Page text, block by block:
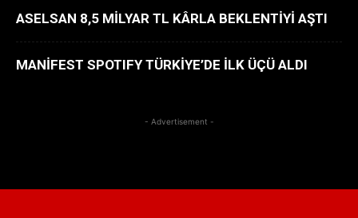
ASELSAN 8,5 MİLYAR TL KÂRLA BEKLENTİYİ AŞTI
MANİFEST SPOTIFY TÜRKİYE’DE İLK ÜÇÜ ALDI
- Advertisement -